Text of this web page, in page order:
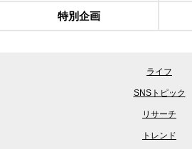
特別企画
ライフ
SNSトピック
リサーチ
トレンド